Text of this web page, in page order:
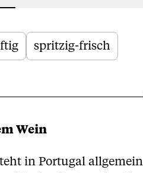
spritzig-frisch
Wein
in Portugal